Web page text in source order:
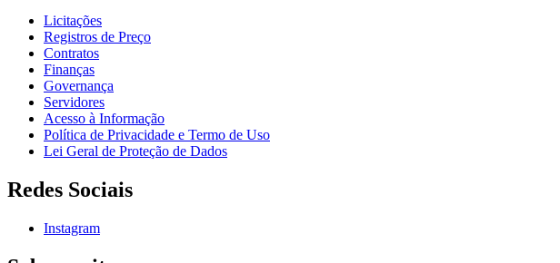
Licitações
Registros de Preço
Contratos
Finanças
Governança
Servidores
Acesso à Informação
Política de Privacidade e Termo de Uso
Lei Geral de Proteção de Dados
Redes Sociais
Instagram